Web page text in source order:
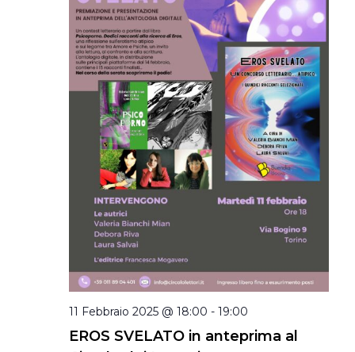
11 Febbraio 2025 @ 18:00 - 19:00
EROS SVELATO in anteprima al